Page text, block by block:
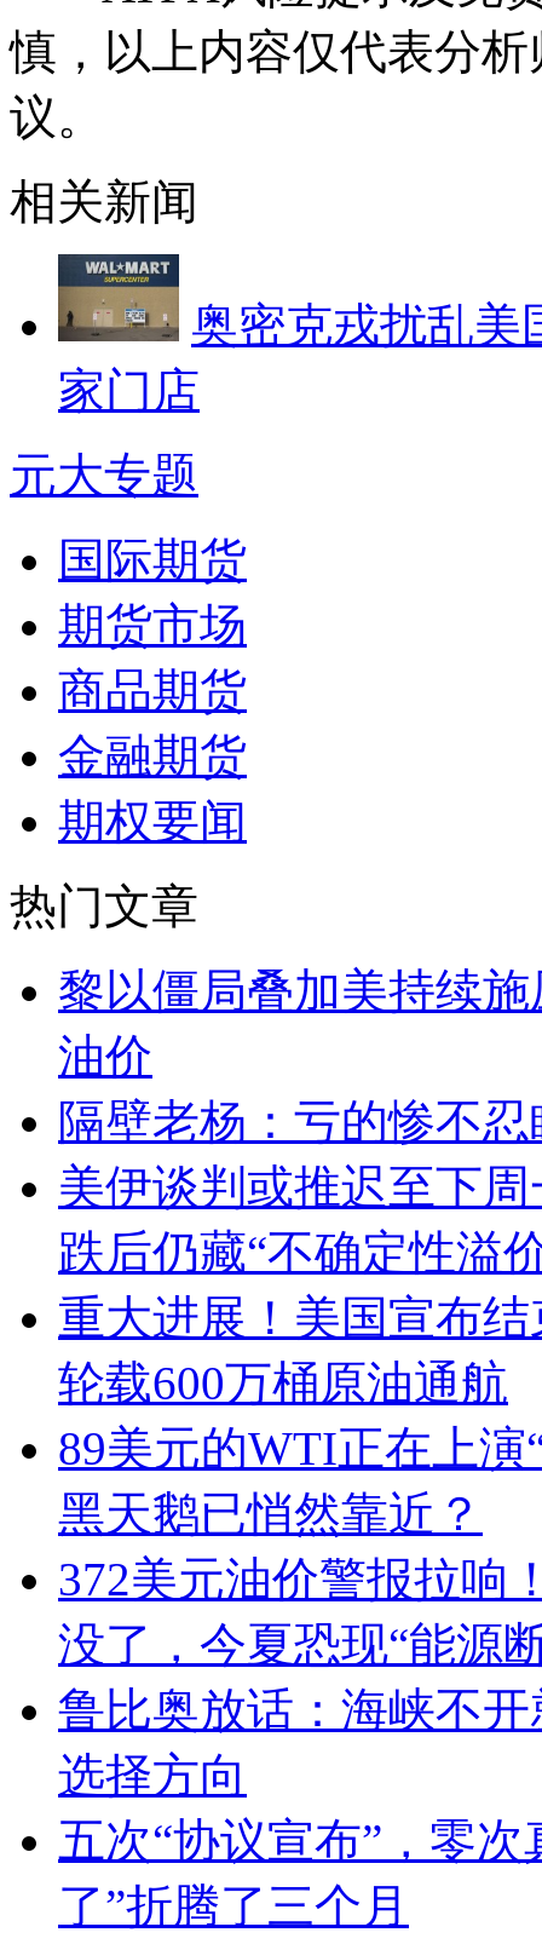
慎，以上内容仅代表分
议。
相关新闻
奥密克戎扰乱美
家门店
元大专题
国际期货
期货市场
商品期货
金融期货
期权要闻
热门文章
黎以僵局叠加美持续
油价
隔壁老杨：亏的惨不
美伊谈判或推迟至下
跌后仍藏“不确定性溢
重大进展！美国宣布
轮载600万桶原油通航
89美元的WTI正在上
黑天鹅已悄然靠近？
372美元油价警报拉响
没了，今夏恐现“能源
鲁比奥放话：海峡不
选择方向
五次“协议宣布”，零
了”折腾了三个月